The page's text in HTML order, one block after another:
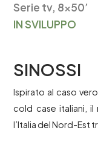
Serie tv, 8x50’
IN SVILUPPO
SINOSSI
Ispirato al caso
cold case italiani,
l’Italia del Nord-Est